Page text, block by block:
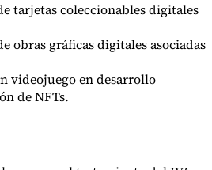
tarjetas coleccionables digitales
obras gráficas digitales asociadas
videojuego en desarrollo
de NFTs.